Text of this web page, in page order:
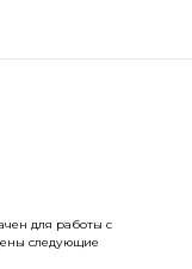
для работы с
следующие